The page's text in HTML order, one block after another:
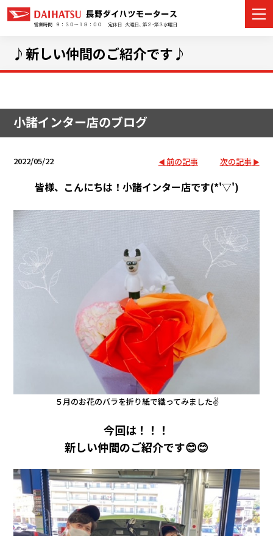
店舗情報
イベント・キャンペーン
ご購入者サポート
アフターサポート
会社情報
♪新しい仲間のご紹介です♪
小諸インター店のブログ
2022/05/22 前の記事 次の記事
皆様、こんにちは！小諸インター店です(*'▽')
５月のお花のバラを折り紙で織ってみました✌
今回は！！！
新しい仲間のご紹介です😊😊